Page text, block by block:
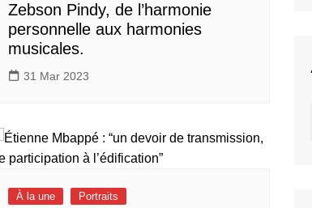
Zebson Pindy, de l’harmonie
personnelle aux harmonies
musicales.
31 Mar 2023
À la une Portraits